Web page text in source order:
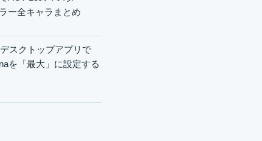
ー全キャラまとめ
スクトップアプリで
を「最大」に設定する